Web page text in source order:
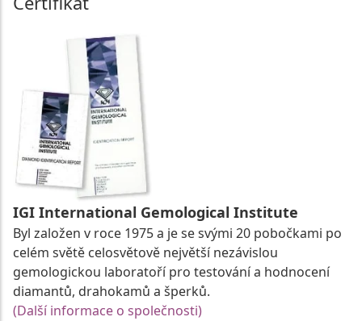
IGI International Gemological Institute
Byl založen v roce 1975 a je se svými 20 pobočkami po
celém světě celosvětově největší nezávislou
gemologickou laboratoří pro testování a hodnocení
diamantů, drahokamů a šperků.
(Další informace o společnosti)